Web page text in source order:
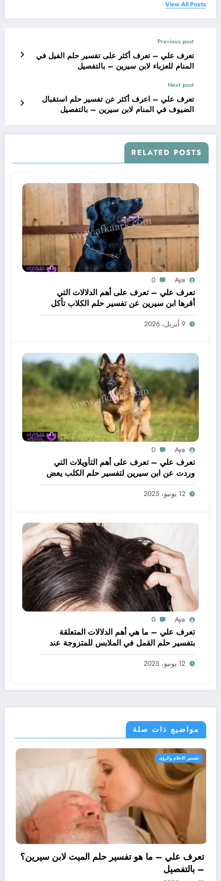
View All Posts
Previous post
تعرف علي – تعرف أكثر على تفسير حلم الفيل في
المنام للعزباء لابن سيرين – بالتفصيل
Next post
تعرف علي – اعرف أكثر عن تفسير حلم استقبال
الضيوف في المنام لابن سيرين – بالتفصيل
RELATED POSTS
Aya
0
تعرف علي – تعرف على أهم الدلالات التي
أقرها ابن سيرين عن تفسير حلم الكلاب تأكل
لحم – بالتفصيل
9 أبريل، 2026
Aya
0
تعرف علي – تعرف على أهم التأويلات التي
وردت عن ابن سيرين لتفسير حلم الكلب يعض
يدي – بالتفصيل
12 يونيو، 2025
Aya
0
تعرف علي – ما هي أهم الدلالات المتعلقة
بتفسير حلم القمل في الملابس للمتزوجة عند
ابن سيرين؟ – بالتفصيل
12 يونيو، 2025
مواضيع ذات صلة
تفسير الاحلام والرؤى
تعرف علي – ما هو تفسير